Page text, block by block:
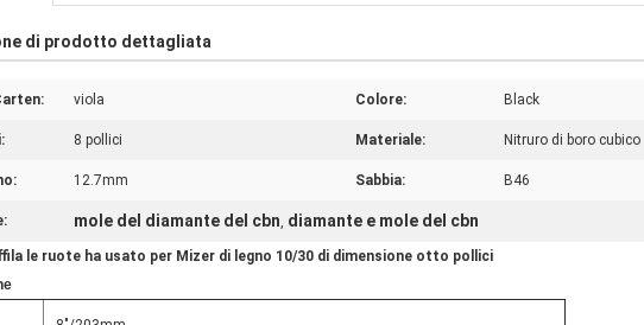
di prodotto dettagliata
viola Colore: Black
8 pollici Materiale: Nitruro di boro cubico
12.7mm Sabbia: B46
mole del diamante del cbn, diamante e mole del cbn
le ruote ha usato per Mizer di legno 10/30 di dimensione otto pollici